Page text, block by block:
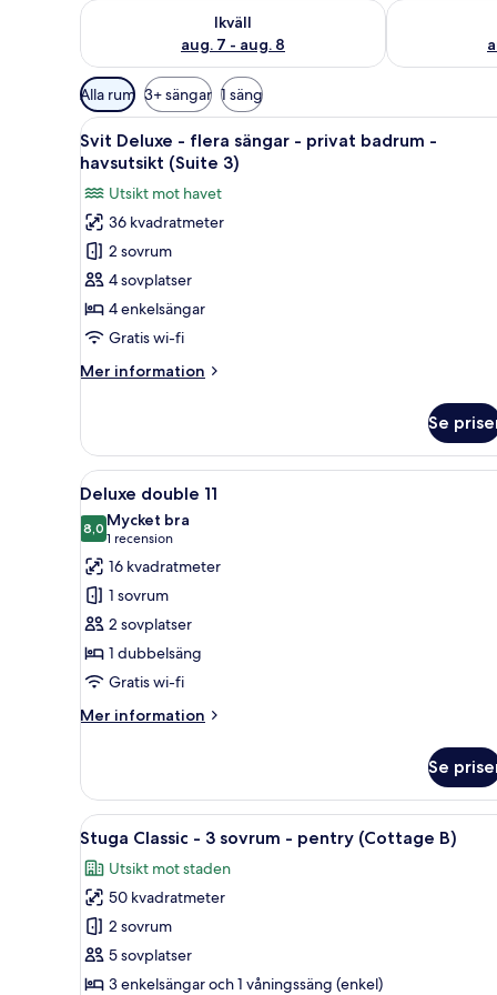
Ikväll
aug. 7 - aug. 8
Kontrollera tillgängligheten för ikväll aug. 7 - aug. 8
Kontrollera
Tillgängliga
filter
för
rum
Alla rum 3+ sängar 1 säng
Öppna
alla
för
Svit
Deluxe
-
flera
sängar
privat
havsutsikt
(Suite
3)
Ett mysigt vardagsrum med
8
Svit Deluxe - flera sängar - privat badrum -
havsutsikt (Suite 3)
Utsikt mot havet
36 kvadratmeter
2 sovrum
4 sovplatser
4 enkelsängar
Gratis wi-fi
Mer information
Mer
Deluxe
flera
sängar
-
privat
badrum
havsutsikt
(Suite
3)
Se
Öppna
alla
foton
för
Deluxe
double
11
Ett litet, sparsamt möblerat
4
Deluxe double 11
8,08,0 av 10
Mycket bra
1 recension
(1 recension)
16 kvadratmeter
1 sovrum
2 sovplatser
1 dubbelsäng
Gratis wi-fi
Mer information
Mer
double
11
Se
Öppna
alla
foton
för
Stuga
Classic
-
En stuga av trä med två
7
Stuga Classic - 3 sovrum - pentry (Cottage B)
Utsikt mot staden
50 kvadratmeter
2 sovrum
5 sovplatser
3 enkelsängar och 1 våningssäng (enkel)